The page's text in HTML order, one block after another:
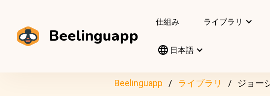
Beelinguapp
仕組み ライブラリ
日本語
Beelinguapp ライブラリ ジョー